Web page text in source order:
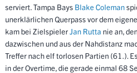
serviert. Tampa Bays Blake Coleman
unerklärlichen Querpass vor dem
kam bei ZielspielerJan Rutta nie an,
dazwischen und aus der Nahdistanz
Treffer nach elf torlosen Partien (61.).
in der Overtime, die gerade einmal 68